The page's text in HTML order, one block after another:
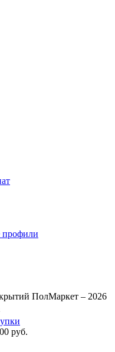
профили
ПолМаркет – 2026
руб.